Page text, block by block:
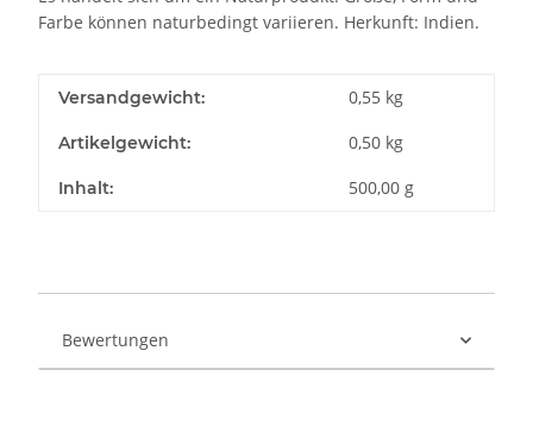
Farbe können naturbedingt variieren. Herkunft: Indien.
Versandgewicht: 0,55 kg
Artikelgewicht: 0,50 kg
Inhalt: 500,00 g
Bewertungen